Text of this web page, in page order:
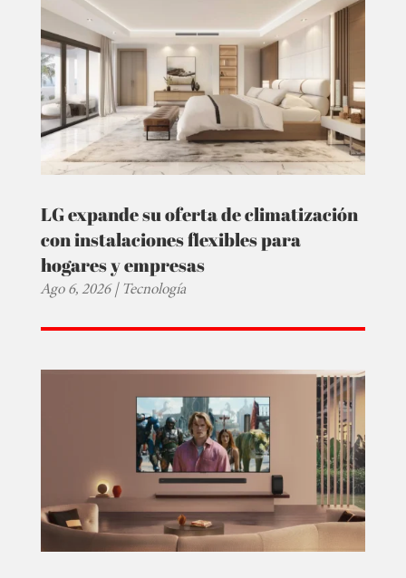
LG expande su oferta de climatización
con instalaciones flexibles para
hogares y empresas
Ago 6, 2026|Tecnología